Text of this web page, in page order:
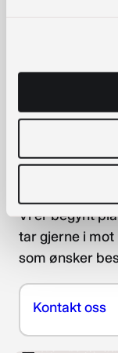
folkemusikk og
Preus
Vi er begynt
tar gjerne i
som ønsker
Kontakt oss